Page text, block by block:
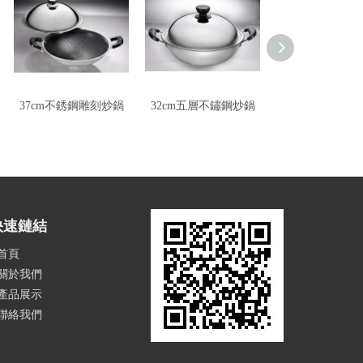
37cm不銹鋼雕刻炒鍋 32cm五層不鏽鋼炒鍋
速鏈結
頁
於我們
品展示
絡我們